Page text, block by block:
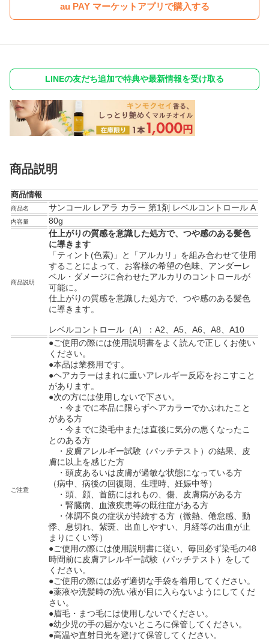
au PAY マーケットアプリで購入する
LINEの友だち追加で特典や最新情報を受け取る
商品説明
商品情報
商品名 サンコール レアラ カラー 第1剤 レベルコントロール A
内容量 80g
商品説明
仕上がりの質感を意識した処方で、つや感のある髪色
に導きます
「ティント(色素)」と「アルカリ」を組み合わせて使用
することによって、お客様の希望の色味、アンダーレ
ベル・ダメージに合わせたアルカリのコントロールが
可能に。
仕上がりの質感を意識した処方で、つや感のある髪色
に導きます。
レベルコントロール（A）：A2、A5、A6、A8、A10
ご注意
●ご使用の際には使用説明書をよく読んで正しくお使い
ください。
●本品は業務用です。
●ヘアカラーはまれに重いアレルギー反応をおこすこと
があります。
●次の方には使用しないで下さい。
・今までに本品に限らずヘアカラーでかぶれたこと
がある方
・今までに染毛中または直後に気分の悪くなったこ
とのある方
・皮膚アレルギー試験（パッチテスト）の結果、皮
膚に以上を感じた方
・頭皮あるいは皮膚が過敏な状態になっている方
（病中、病後の回復期、生理時、妊娠中等）
・頭、顔、首筋にはれもの、傷、皮膚病がある方
・腎臓病、血液疾患等の既往症がある方
・体調不良の症状が持続する方（微熱、倦怠感、動
悸、息切れ、紫斑、出血しやすい、月経等の出血が止
まりにくい等）
●ご使用の際には使用説明書に従い、毎回必ず染毛の48
時間前に皮膚アレルギー試験（パッチテスト）をして
ください。
●ご使用の際には必ず適切な手袋を着用してください。
●薬液や洗髪時の洗い液が目に入らないようにしてくだ
さい。
●眉毛・まつ毛には使用しないでください。
●幼少児の手の届かないところに保管してください。
●高温や直射日光を避けて保管してください。